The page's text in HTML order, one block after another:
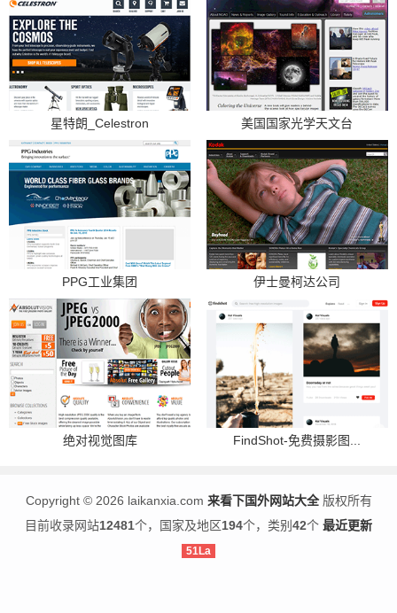
星特朗_Celestron 美国国家光学天文台
PPG工业集团 伊士曼柯达公司
绝对视觉图库 FindShot-免费摄影图...
Copyright ©2026 laikanxia.com 来看下国外网站大全版权所有
目前收录网站12481个，国家及地区194个，类别42个 最近更新
51La